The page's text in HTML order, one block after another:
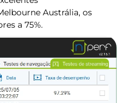
Austrália, os
a 75%.